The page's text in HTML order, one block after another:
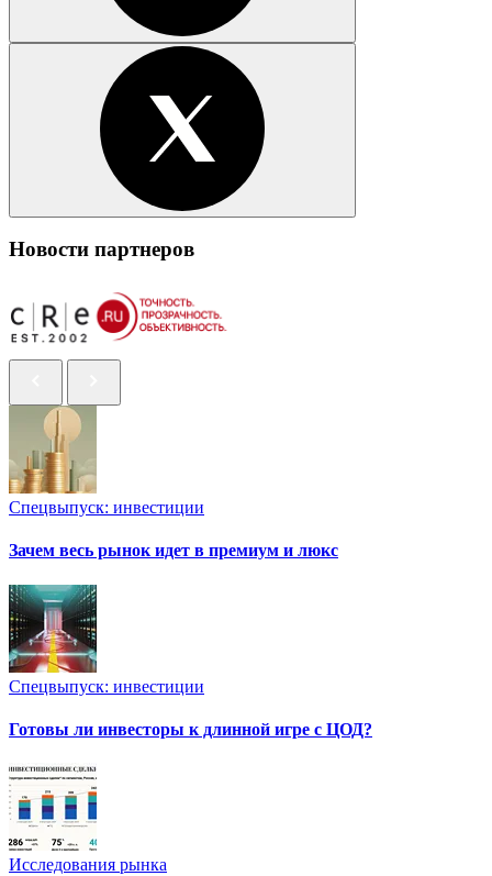
Новости партнеров
Спецвыпуск: инвестиции
Зачем весь рынок идет в премиум и люкс
Спецвыпуск: инвестиции
Готовы ли инвесторы к длинной игре с ЦОД?
Исследования рынка